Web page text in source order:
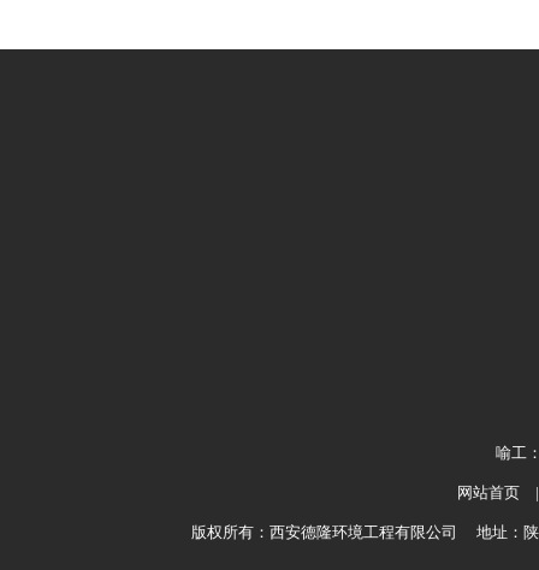
喻工
网站首页
版权所有：西安德隆环境工程有限公司 地址：